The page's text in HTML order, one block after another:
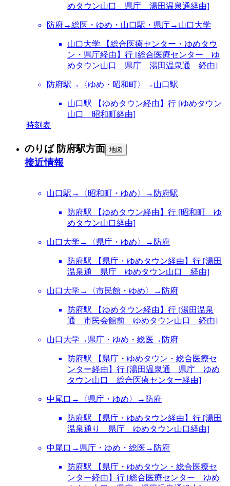
めタウン山口 県庁 湯田温泉通経由]
防府→総医・ゆめ・山口駅・県庁→山口大学
山口大学 【総合医療センター・ゆめタウ
ン・県庁経由】行 [総合医療センター ゆ
めタウン山口 県庁 湯田温泉通 経由]
防府駅→〈ゆめ・昭和町〉→山口駅
山口駅 【ゆめタウン経由】行 [ゆめタウン
山口 昭和町経由]
時刻表
のりば 防府駅方面 地図
接近情報
山口駅→〈昭和町・ゆめ〉→防府駅
防府駅 【ゆめタウン経由】行 [昭和町 ゆ
めタウン山口経由]
山口大学→〈県庁・ゆめ〉→防府
防府駅 【県庁・ゆめタウン経由】行 [湯田
温泉通 県庁 ゆめタウン山口 経由]
山口大学→〈市民館・ゆめ〉→防府
防府駅 【ゆめタウン経由】行 [湯田温泉
通 市民会館前 ゆめタウン山口 経由]
山口大学→県庁・ゆめ・総医→防府
防府駅 【県庁・ゆめタウン・総合医療セ
ンター経由】行 [湯田温泉通 県庁 ゆめ
タウン山口 総合医療センター経由]
中尾口→〈県庁・ゆめ〉→防府
防府駅 【県庁・ゆめタウン経由】行 [湯田
温泉通り 県庁 ゆめタウン山口経由]
中尾口→県庁・ゆめ・総医→防府
防府駅 【県庁・ゆめタウン・総合医療セ
ンター経由】行 [総合医療センター ゆめ